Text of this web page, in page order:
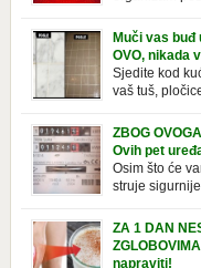
ostavlja
izazvati stres, depresiju,
pretjerana briga može
izazvati bljedilo lica? Krv
Muči vas
OVO, nikada
Sjedite kod
vaš tuš,
ne izgleda nikako lijepo.
pripravak koji sami možete
ZBOG
Ovih pet
Osim što će
struje
Znate li da vaši kućanski
je popis uređaja koji troše
mirovanja: Punjač mobitela
ZA 1 DAN
napraviti!